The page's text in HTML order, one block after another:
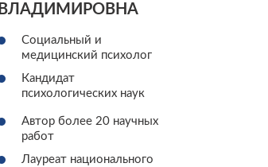
ВЛАДИМИРОВНА
Социальный и
медицинский психолог
Кандидат
психологических наук
Автор более 20 научных
работ
Лауреат национального